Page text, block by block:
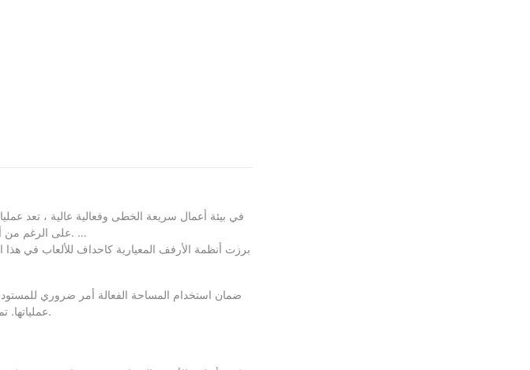
في بيئة أعمال سريعة الخطى وفعالية عالية ، تعد
على الرغم من أنها موثوقة ، غالبًا ما تترك مساحة غير مستخدمة ، مما يؤدي إلى عدم الكفاءة في إدارة المخزون والتكاليف التشغيلية.
برزت أنظمة الأرفف المعيارية كاحداف للألعاب في
ضمان استخدام المساحة الفعالة أمر ضروري
عملياتها. تم تصميم هذه الأنظمة للتكيف مع الاحتياجات المحددة للمستودع الخاص بك ، مما يتيح تحسينات كبيرة في كفاءة الفضاء.